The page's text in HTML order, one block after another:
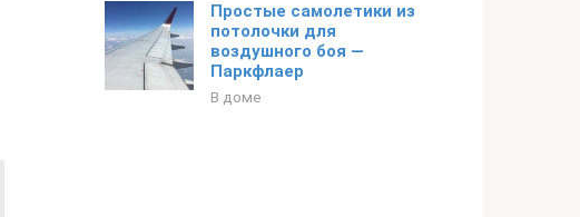
‌Простые самолетики из
потолочки для
воздушного боя —
Паркфлаер
В доме